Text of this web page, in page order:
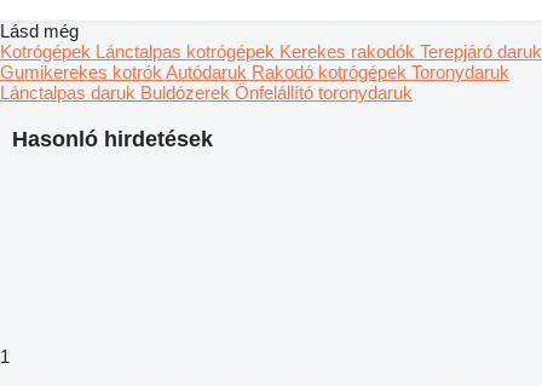
Hasonló hirdetések
1
Lásd még
Kotrógépek Lánctalpas kotrógépek Kerekes rakodók Terepjáró daruk
Gumikerekes kotrók Autódaruk Rakodó kotrógépek Toronydaruk
Lánctalpas daruk Buldózerek Önfelállító toronydaruk